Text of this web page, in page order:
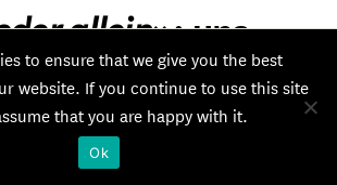
allein»: una
para Alemania
artículo de opinión
motivo del 81.º aniversario
to ensure that we give you the best
website. If you continue to use this site
that you are happy with it.
Ok